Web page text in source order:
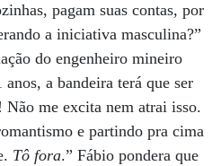
pagam suas contas, por
a iniciativa masculina?”
do engenheiro mineiro
a bandeira terá que ser
Não me excita nem atrai isso.
e partindo pra cima
Tô fora.” Fábio pondera que